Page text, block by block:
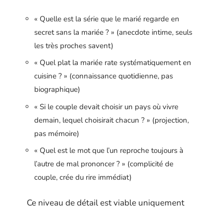
« Quelle est la série que le marié regarde en
secret sans la mariée ? » (anecdote intime, seuls
les très proches savent)
« Quel plat la mariée rate systématiquement en
cuisine ? » (connaissance quotidienne, pas
biographique)
« Si le couple devait choisir un pays où vivre
demain, lequel choisirait chacun ? » (projection,
pas mémoire)
« Quel est le mot que l’un reproche toujours à
l’autre de mal prononcer ? » (complicité de
couple, crée du rire immédiat)
Ce niveau de détail est viable uniquement